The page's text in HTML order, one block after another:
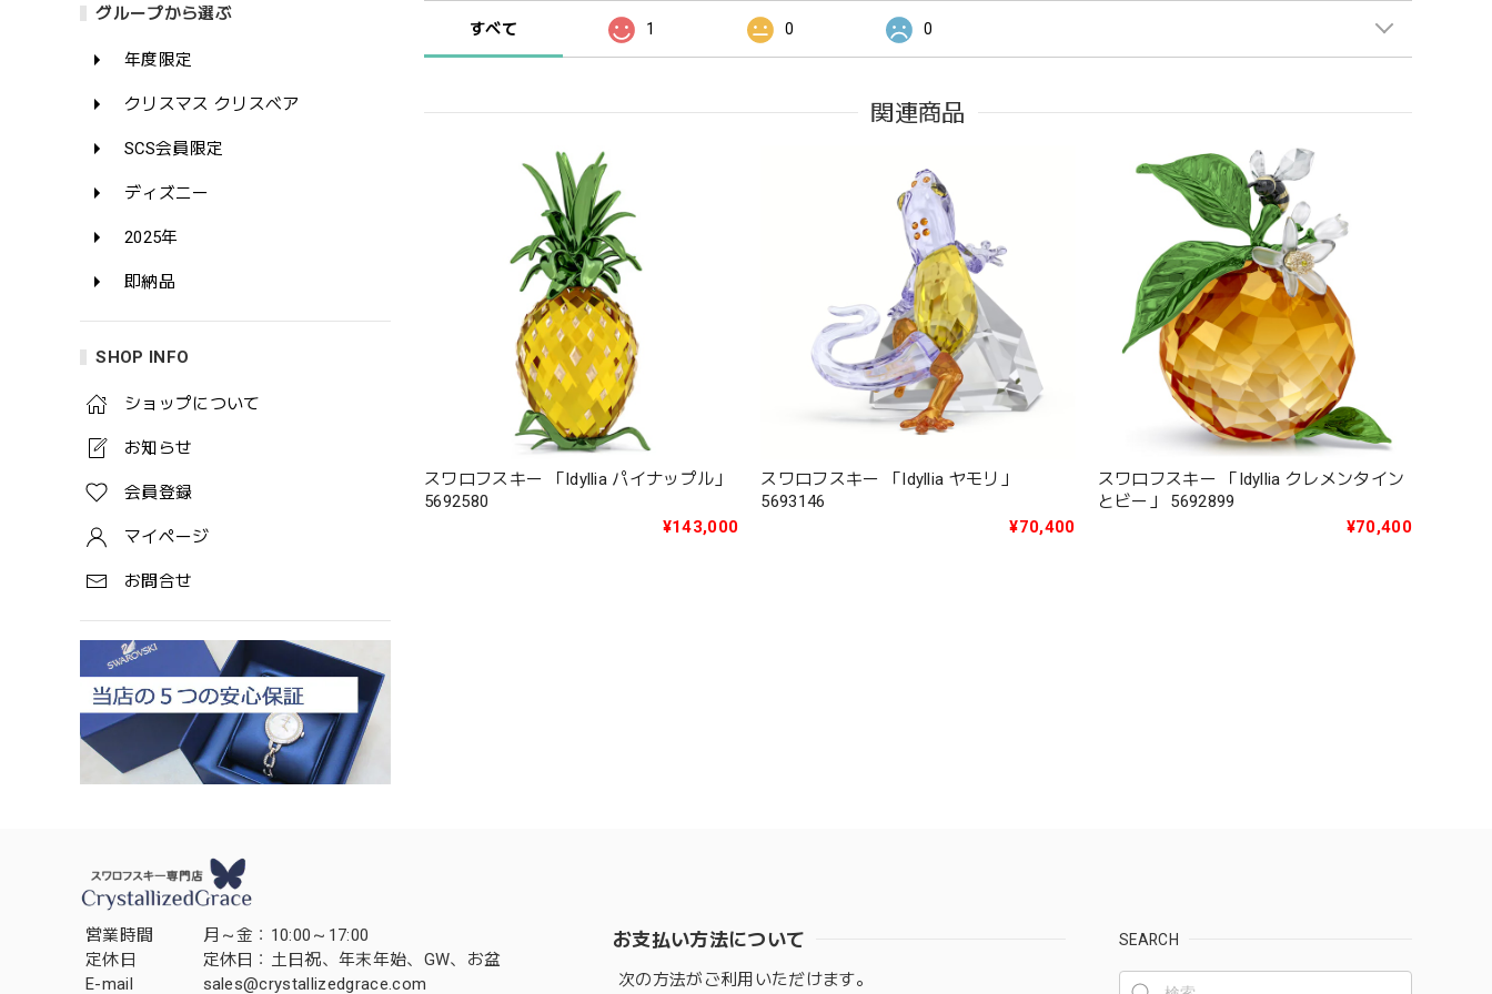
グループから選ぶ
年度限定
クリスマス クリスベア
SCS会員限定
ディズニー
2025年
即納品
SHOP INFO
ショップについて
お知らせ
会員登録
マイページ
お問合せ
すべて 1 0 0
関連商品
スワロフスキー 「Idyllia パイナップル」
5692580
¥143,000
スワロフスキー 「Idyllia ヤモリ」
5693146
¥70,400
スワロフスキー 「Idyllia クレメンタイン
とビー」 5692899
¥70,400
営業時間
月～金：10:00～17:00
定休日
定休日：土日祝、年末年始、GW、お盆
E-mail
sales@crystallizedgrace.com
お支払い方法について
次の方法がご利用いただけます。
SEARCH